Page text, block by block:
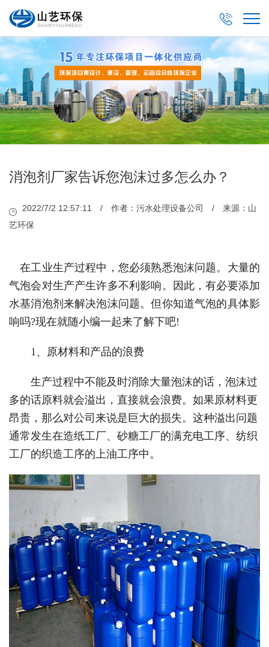

消泡剂厂家告诉您泡沫过多怎么办？
2022/7/2 12:57:11 / 作者：污水处理设备公司 / 来源：山
艺环保
在工业生产过程中，您必须熟悉泡沫问题。大量的
气泡会对生产产生许多不利影响。因此，有必要添加
水基消泡剂来解决泡沫问题。但你知道气泡的具体影
响吗?现在就随小编一起来了解下吧!
1、原材料和产品的浪费
生产过程中不能及时消除大量泡沫的话，泡沫过
多的话原料就会溢出，直接就会浪费。如果原材料更
昂贵，那么对公司来说是巨大的损失。这种溢出问题
通常发生在造纸工厂、砂糖工厂的满充电工序、纺织
工厂的织造工序的上油工序中。